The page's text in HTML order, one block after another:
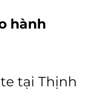
hành
tại Thịnh